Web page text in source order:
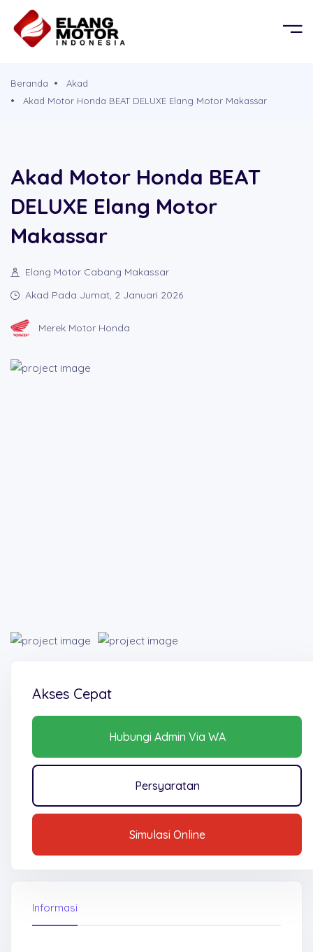
CICILAN
Beranda
Akad
Akad Motor Honda BEAT DELUXE Elang Motor Makassar
Akad Motor Honda BEAT
DELUXE Elang Motor
Makassar
Elang Motor Cabang Makassar
Akad Pada Jumat, 2 Januari 2026
Merek Motor Honda
Akses Cepat
Hubungi Admin Via WA
Persyaratan
Simulasi Online
Informasi